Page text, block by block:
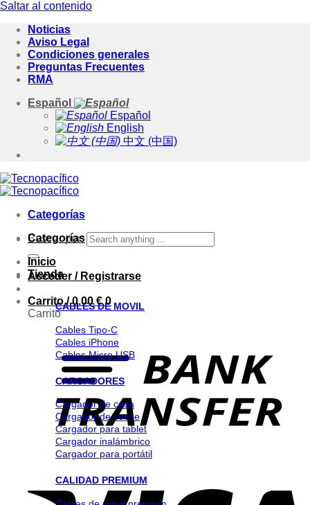
Saltar al contenido
Noticias
Aviso Legal
Condiciones generales
Preguntas Frecuentes
RMA
Español
Español
English
中文 (中国)
Categorías
Buscar por:
Acceder / Registrarse
Carrito /0.00€ 0
Carrito
Categorías
Inicio
Tienda
CABLES DE MOVIL
Cables Tipo-C
Cables iPhone
Cables Micro USB
CARGADORES
Cargador de casa
Cargador de coche
Cargador para tablet
Cargador inalámbrico
Cargador para portátil
CALIDAD PREMIUM